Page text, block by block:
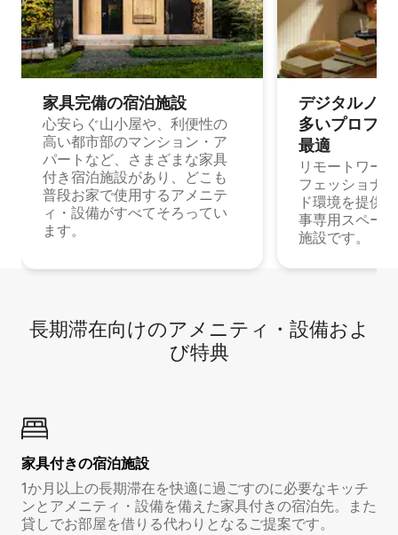
家具完備の宿⁠泊⁠施⁠設
心安らぐ山小屋や、利便性の
高い都市部のマンション・ア
パートなど、さまざまな家具
付き宿泊施設があり、どこも
普段お家で使用するアメニテ
ィ・設備がすべてそろってい
ます。
デジタルノ
多⁠いプ⁠ロ⁠フ⁠
最⁠適
リモートワー
フェッショナ
ド環境を提供
事専用スペー
施設です。
長期滞在向け⁠のア⁠メ⁠ニ⁠テ⁠ィ⁠・設⁠備⁠およ
び特⁠典
家具付き⁠の宿⁠泊⁠施⁠設
1か月以上の長期滞在を快適に過ごすのに必要なキッチ
ンとアメニティ・設備を備えた家具付きの宿泊先。また
貸しでお部屋を借りる代わりとなるご提案です。